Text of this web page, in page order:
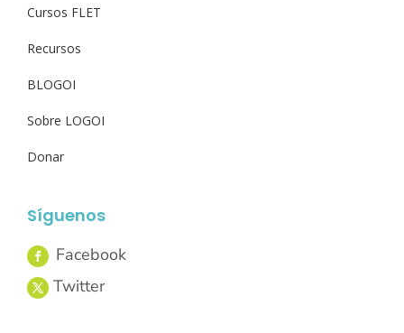
Cursos FLET
Recursos
BLOGOI
Sobre LOGOI
Donar
Síguenos